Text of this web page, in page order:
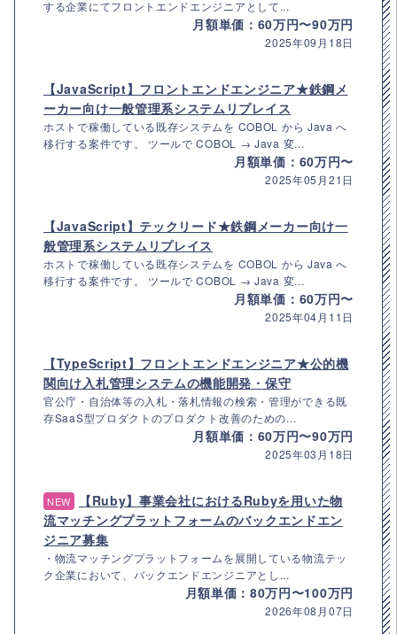
する企業にてフロントエンドエンジニアとして...
月額単価：60万円〜90万円
2025年09月18日
【JavaScript】フロントエンドエンジニア★鉄鋼メ
ーカー向け一般管理系システムリプレイス
ホストで稼働している既存システムを COBOL から Java へ
移行する案件です。 ツールで COBOL → Java 変...
月額単価：60万円〜
2025年05月21日
【JavaScript】テックリード★鉄鋼メーカー向け一
般管理系システムリプレイス
ホストで稼働している既存システムを COBOL から Java へ
移行する案件です。 ツールで COBOL → Java 変...
月額単価：60万円〜
2025年04月11日
【TypeScript】フロントエンドエンジニア★公的機
関向け入札管理システムの機能開発・保守
官公庁・自治体等の入札・落札情報の検索・管理ができる既
存SaaS型プロダクトのプロダクト改善のための...
月額単価：60万円〜90万円
2025年03月18日
NEW
【Ruby】事業会社におけるRubyを用いた物
流マッチングプラットフォームのバックエンドエン
ジニア募集
・物流マッチングプラットフォームを展開している物流テッ
ク企業において、バックエンドエンジニアとし...
月額単価：80万円〜100万円
2026年08月07日